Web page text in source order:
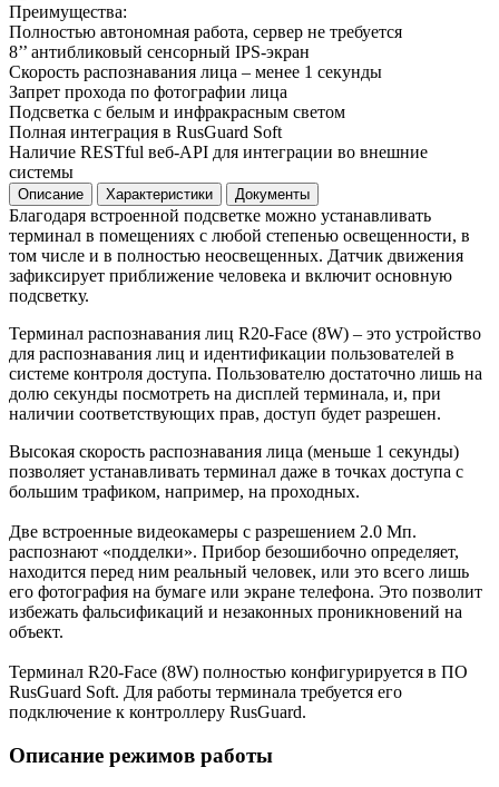
Преимущества:
Полностью автономная работа, сервер не требуется
8’’ антибликовый сенсорный IPS-экран
Скорость распознавания лица – менее 1 секунды
Запрет прохода по фотографии лица
Подсветка с белым и инфракрасным светом
Полная интеграция в RusGuard Soft
Наличие RESTful веб-API для интеграции во внешние
системы
Описание Характеристики Документы
Благодаря встроенной подсветке можно устанавливать
терминал в помещениях с любой степенью освещенности, в
том числе и в полностью неосвещенных. Датчик движения
зафиксирует приближение человека и включит основную
подсветку.
Терминал распознавания лиц R20-Face (8W) – это устройство
для распознавания лиц и идентификации пользователей в
системе контроля доступа. Пользователю достаточно лишь на
долю секунды посмотреть на дисплей терминала, и, при
наличии соответствующих прав, доступ будет разрешен.
Высокая скорость распознавания лица (меньше 1 секунды)
позволяет устанавливать терминал даже в точках доступа с
большим трафиком, например, на проходных.
Две встроенные видеокамеры с разрешением 2.0 Мп.
распознают «подделки». Прибор безошибочно определяет,
находится перед ним реальный человек, или это всего лишь
его фотография на бумаге или экране телефона. Это позволит
избежать фальсификаций и незаконных проникновений на
объект.
Терминал R20-Face (8W) полностью конфигурируется в ПО
RusGuard Soft. Для работы терминала требуется его
подключение к контроллеру RusGuard.
Описание режимов работы